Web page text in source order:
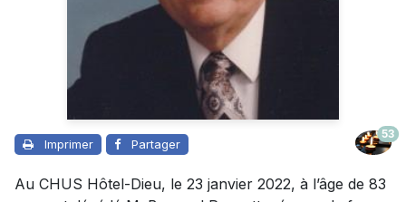
Imprimer Partager
53
Au CHUS Hôtel-Dieu, le 23 janvier 2022, à l’âge de 83